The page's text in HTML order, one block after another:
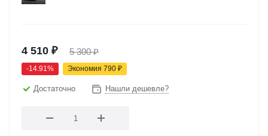
4 510 ₽ 5 300₽
-14.91% Экономия 790 ₽
Достаточно Нашли дешевле?